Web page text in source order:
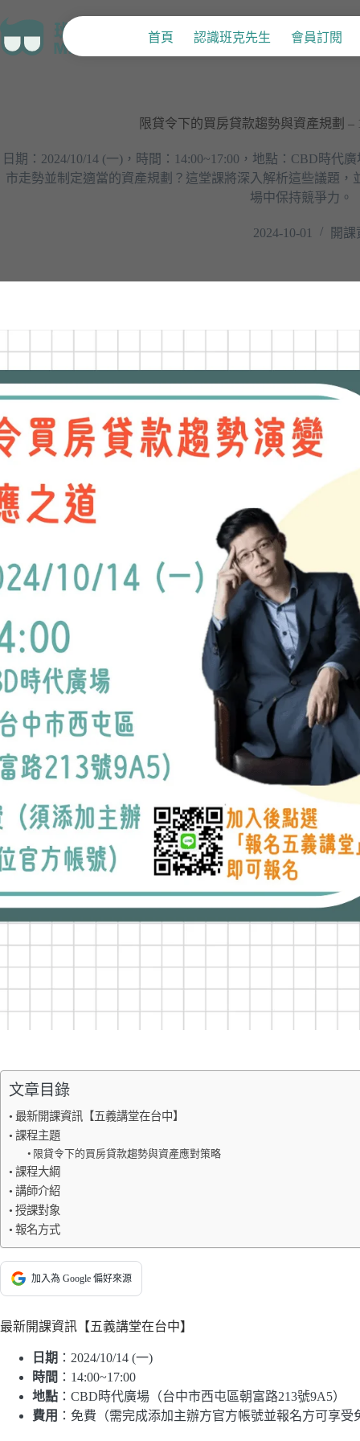
首頁 認識班克先生 會員訂閱
限貸令下的買房貸款趨勢與資產規劃 –
日期：2024/10/14 (一)，時間：14:00~17:00，地點：CBD時代
市走勢並制定適當的資產規劃？這堂課將深入解析這些議題
場中保持競爭力。
2024-10-01 開課
文章目錄
最新開課資訊【五義講堂在台中】
課程主題
限貸令下的買房貸款趨勢與資產應對策略
課程大綱
講師介紹
授課對象
報名方式
加入為 Google 偏好來源
最新開課資訊【五義講堂在台中】
日期 ：2024/10/14 (一)
時間 ：14:00~17:00
地點 ：CBD時代廣場（台中市西屯區朝富路213號9A5）
費用 ：免費（需完成添加主辦方官方帳號並報名方可享受